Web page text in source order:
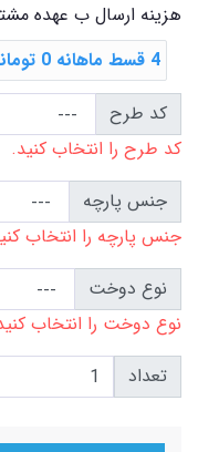
هزینه ارسال ب عهده
4 قسط ماهانه 0 تومانی با اسنپ ‌پی
کد طرح
کد طرح را انتخاب کنید.
جنس پارچه
جنس پارچه را انتخاب
نوع دوخت
نوع دوخت را انتخاب
تعداد